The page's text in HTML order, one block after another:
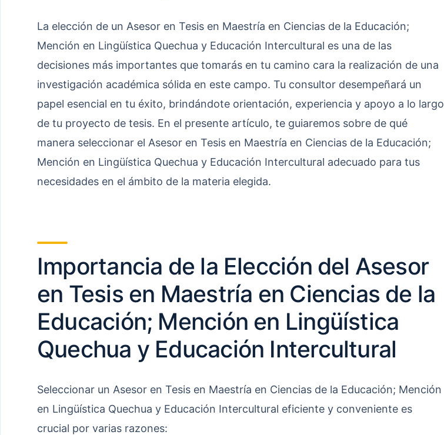
La elección de un Asesor en Tesis en Maestría en Ciencias de la Educación;
Mención en Lingüística Quechua y Educación Intercultural es una de las
decisiones más importantes que tomarás en tu camino cara la realización de una
investigación académica sólida en este campo. Tu consultor desempeñará un
papel esencial en tu éxito, brindándote orientación, experiencia y apoyo a lo largo
de tu proyecto de tesis. En el presente artículo, te guiaremos sobre de qué
manera seleccionar el Asesor en Tesis en Maestría en Ciencias de la Educación;
Mención en Lingüística Quechua y Educación Intercultural adecuado para tus
necesidades en el ámbito de la materia elegida.
Importancia de la Elección del Asesor
en Tesis en Maestría en Ciencias de la
Educación; Mención en Lingüística
Quechua y Educación Intercultural
Seleccionar un Asesor en Tesis en Maestría en Ciencias de la Educación; Mención
en Lingüística Quechua y Educación Intercultural eficiente y conveniente es
crucial por varias razones: